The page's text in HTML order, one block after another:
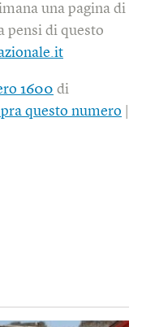
una pagina di
pensi di questo
1600 di
questo numero